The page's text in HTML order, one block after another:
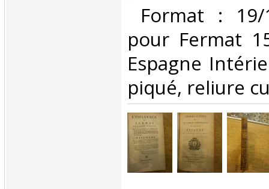
Format :
pour Fermat
Espagne
piqué, reliure